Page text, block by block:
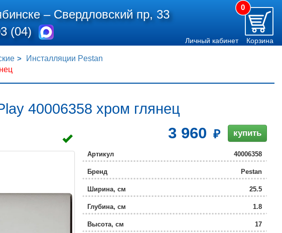
–Свердловский пр, 33
(04)
0
Личный кабинет Корзина
Инсталляции Pestan
40006358 хром глянец
3 960 купить
Артикул 40006358
Бренд Pestan
Ширина, см 25.5
Глубина, см 1.8
Высота, см 17